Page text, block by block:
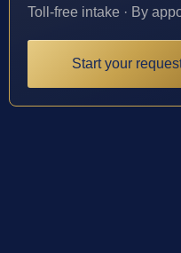
Toll-free intake · By
Start your